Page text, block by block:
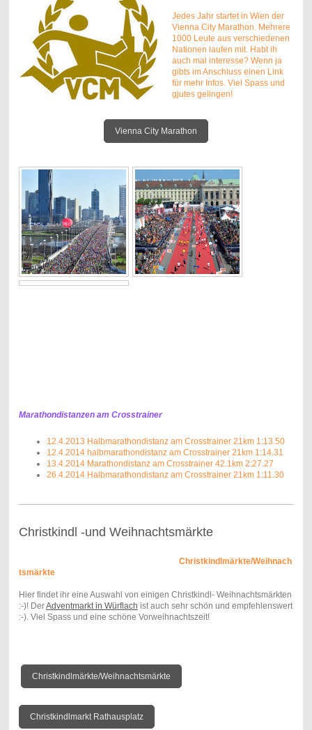
Jedes Jahr startet in Wien der
Vienna City Marathon. Mehrere
1000 Leute aus verschiedenen
Nationen laufen mit. Habt ih
auch mal interesse? Wenn ja
gibts im Anschluss einen Link
für mehr Infos. Viel Spass und
gjutes gelingen!
Vienna City Marathon
Marathondistanzen am Crosstrainer
12.4.2013 Halbmarathondistanz am Crosstrainer 21km 1:13.50
12.4.2014 halbmarathondistanz am Crosstrainer 21km 1:14.31
13.4.2014 Marathondistanz am Crosstrainer 42.1km 2:27.27
26.4.2014 Halbmarathondistanz am Crosstrainer 21km 1:11.30
Christkindl -und Weihnachtsmärkte
Christkindlmärkte/Weihnach
tsmärkte
Hier findet ihr eine Auswahl von einigen Christkindl- Weihnachtsmärkten
:-)! DerAdventmarkt in Würflach ist auch sehr schön und empfehlenswert
:-). Viel Spass und eine schöne Vorweihnachtszeit!
Christkindlmärkte/Weihnachtsmärkte
Christkindlmarkt Rathausplatz